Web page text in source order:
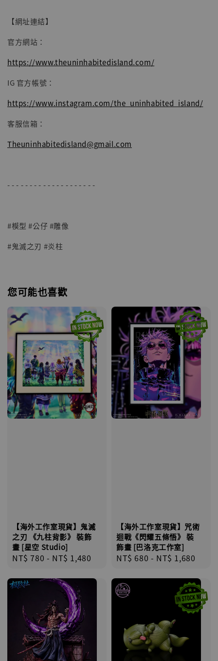
【網址連結】
官方網站：
https://www.theuninhabitedisland.com/
IG 官方帳號：
https://www.instagram.com/the_uninhabited_island/
客服信箱：
Theuninhabitedisland@gmail.com
- - - - - - - - - - - - - - - - - - - -
#模型 #公仔 #雕像
#鬼滅之刃 #炎柱
您可能也喜歡
【海外工作室現貨】鬼滅
之刃 《九柱背影》 裝飾
畫 [星空 Studio]
Regular
NT$ 780 - NT$ 1,480
【海外工作室現貨】咒術
迴戰《閃耀五條悟》 裝
飾畫 [巴洛克工作室]
Regular
NT$ 680 - NT$ 1,680